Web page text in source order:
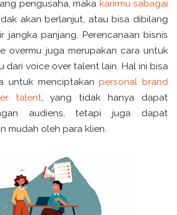
pengusaha, maka karirmu sabagai
akan berlanjut, atau bisa dibilang
jangka panjang. Perencanaan bisnis
overmu juga merupakan cara untuk
dari voice over talent lain. Hal ini bisa
untuk menciptakanpersonal brand
talent , yang tidak hanya dapat
audiens, tetapi juga dapat
mudah oleh para klien.